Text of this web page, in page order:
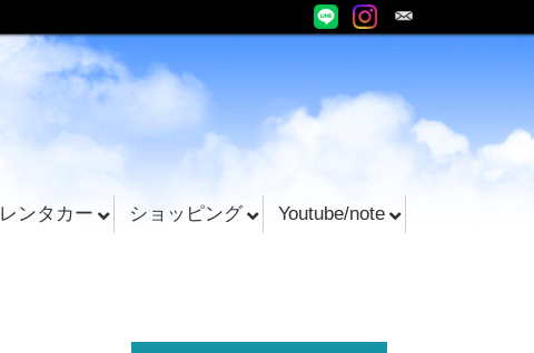
レンタカー ショッピング
Youtube/note